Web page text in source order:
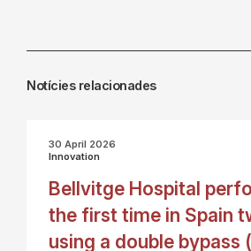
Notícies relacionades
30 April 2026
Innovation
Bellvitge Hospital
the first time in Spain
using a double bypass